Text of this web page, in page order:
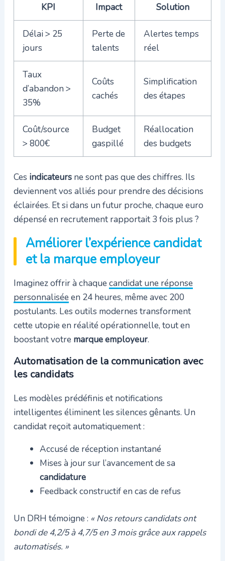
KPI Impact Solution
Délai > 25
jours
Perte de
talents
Alertes temps
réel
Taux
d’abandon >
35%
Coûts
cachés
Simplification
des étapes
Coût/source
> 800€
Budget
gaspillé
Réallocation
des budgets
Ces indicateursne sont pas que des chiffres. Ils
deviennent vos alliés pour prendre des décisions
éclairées. Et si dans un futur proche, chaque euro
dépensé en recrutement rapportait 3 fois plus ?
Améliorer l’expérience candidat
et la marque employeur
Imaginez offrir à chaquecandidat une réponse
personnaliséeen 24 heures, même avec 200
postulants. Les outils modernes transforment
cette utopie en réalité opérationnelle, tout en
boostant votre marque employeur.
Automatisation de la communication avec
les candidats
Les modèles prédéfinis et notifications
intelligentes éliminent les silences gênants. Un
candidat reçoit automatiquement :
Accusé de réception instantané
Mises à jour sur l’avancement de sa
candidature
Feedback constructif en cas de refus
Un DRH témoigne : « Nos retours candidats ont
bondi de 4,2/5 à 4,7/5 en 3 mois grâce aux rappels
automatisés. »